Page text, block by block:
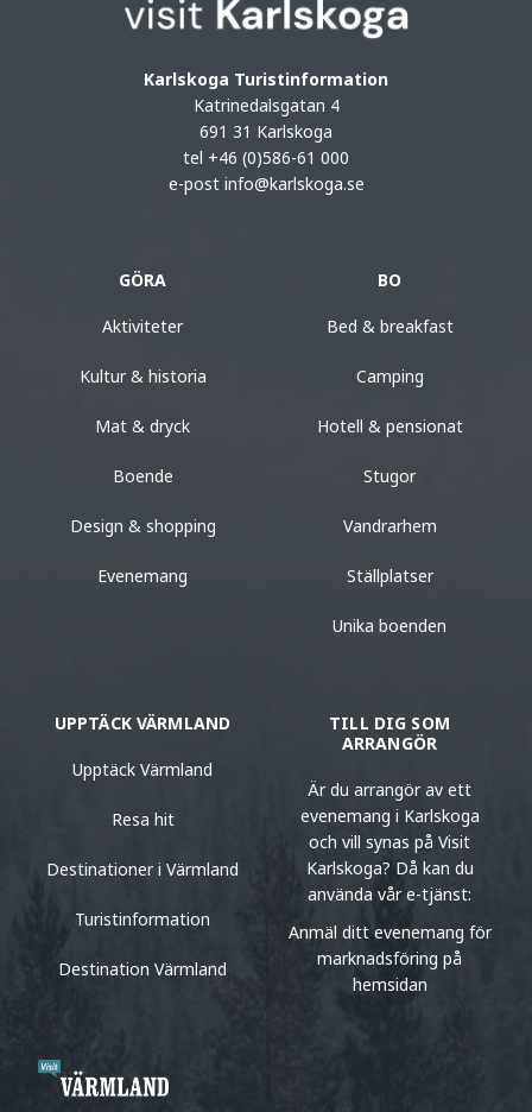
Karlskoga Turistinformation
Katrinedalsgatan 4
691 31 Karlskoga
tel +46 (0)586-61 000
e-post info@karlskoga.se
GÖRA
Aktiviteter
Kultur & historia
Mat & dryck
Boende
Design & shopping
Evenemang
BO
Bed & breakfast
Camping
Hotell & pensionat
Stugor
Vandrarhem
Ställplatser
Unika boenden
UPPTÄCK VÄRMLAND
Upptäck Värmland
Resa hit
Destinationer i Värmland
Turistinformation
Destination Värmland
TILL DIG SOM
ARRANGÖR
Är du arrangör av ett
evenemang i Karlskoga
och vill synas på Visit
Karlskoga? Då kan du
använda vår e-tjänst:
Anmäl ditt evenemang för
marknadsföring på
hemsidan